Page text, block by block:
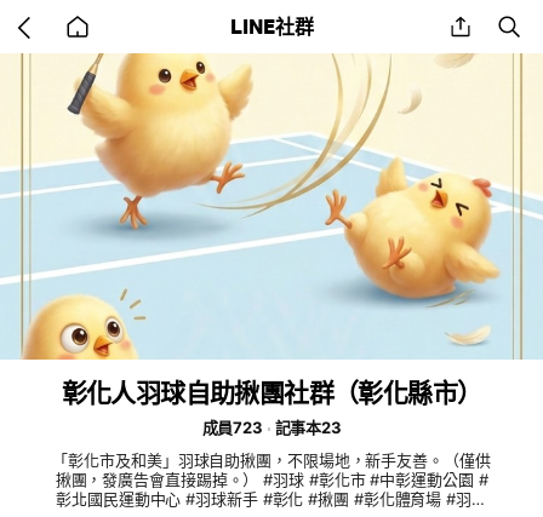
back
to
home
LINE社群 share
彰化人羽球自助揪團社群（彰化縣市）
成員723
記事本23
「彰化市及和美」羽球自助揪團，不限場地，新手友善。（僅供
揪團，發廣告會直接踢掉。） #羽球 #彰化市 #中彰運動公園 #
彰北國民運動中心 #羽球新手 #彰化 #揪團 #彰化體育場 #羽毛